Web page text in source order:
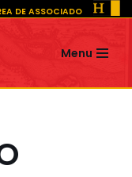
DE ASSOCIADO
Menu